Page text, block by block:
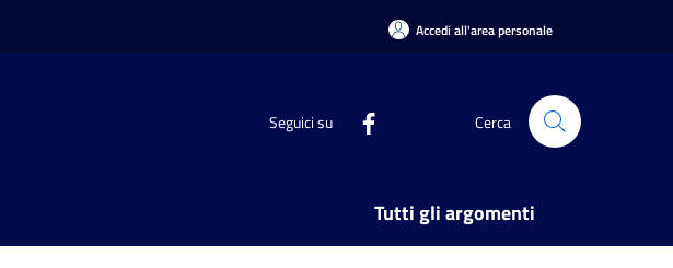
Accedi all'area personale
Seguici su Cerca
Tutti gli argomenti